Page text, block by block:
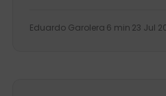
Eduardo Garolera 6 min 23 Jul